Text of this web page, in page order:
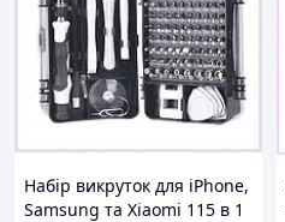
Набір викруток для iPhone,
Samsung та Xiaomi 115 в 1